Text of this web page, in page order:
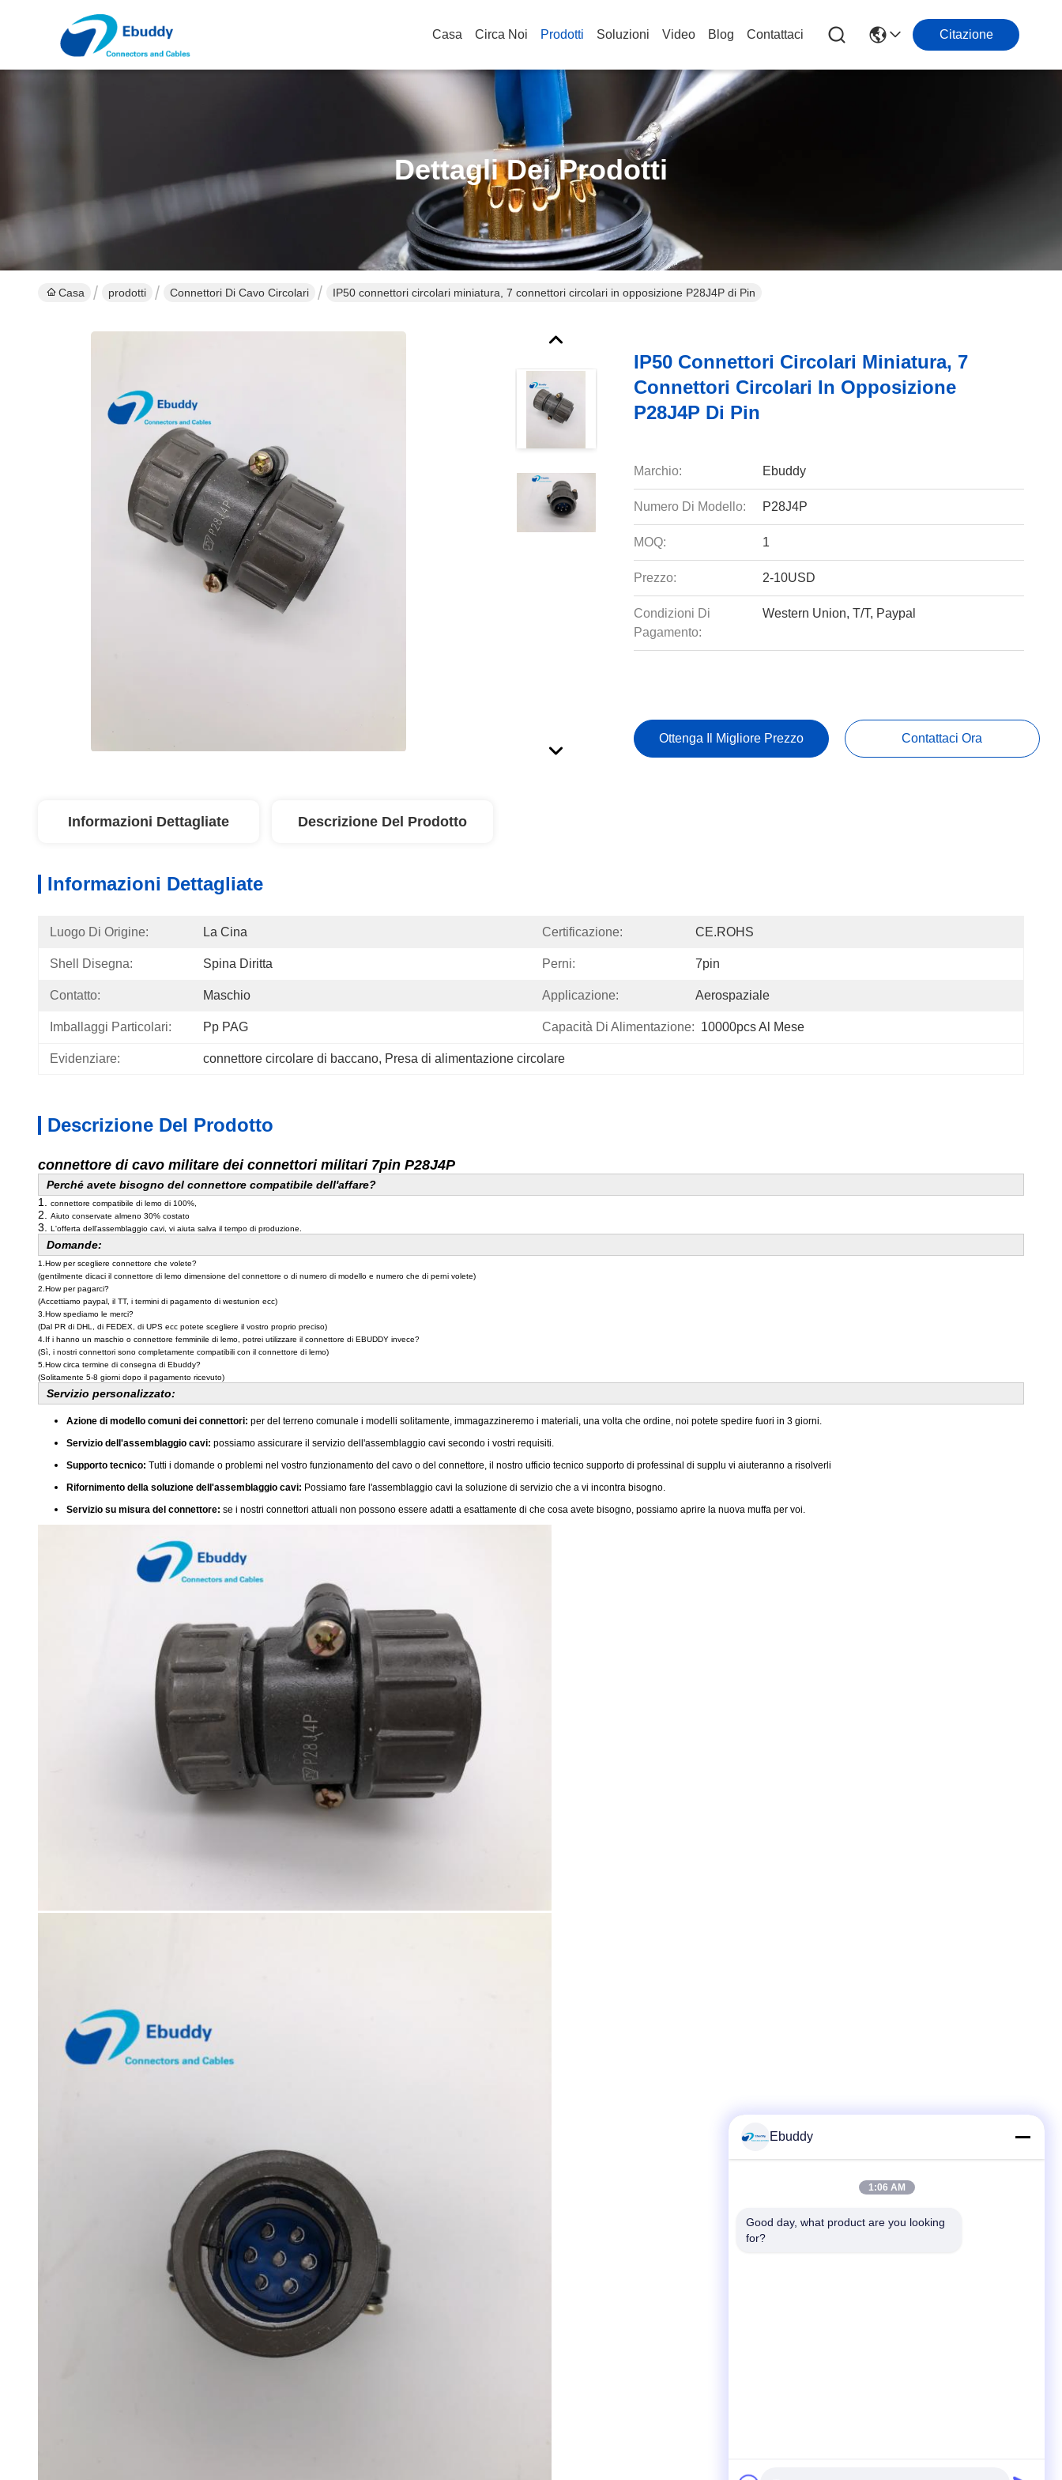
Casa Circa Noi Prodotti Soluzioni Video Blog Contattaci Citazione
Dettagli Dei Prodotti
Casa prodotti Connettori Di Cavo Circolari IP50 connettori circolari miniatura, 7 connettori circolari in opposizione P28J4P di Pin
IP50 Connettori Circolari Miniatura, 7
Connettori Circolari In Opposizione
P28J4P Di Pin
Marchio: Ebuddy
Numero Di Modello: P28J4P
MOQ: 1
Prezzo: 2-10USD
Condizioni Di
Pagamento:
Western Union, T/T, Paypal
Ottenga Il Migliore Prezzo Contattaci Ora
Informazioni Dettagliate Descrizione Del Prodotto
Informazioni Dettagliate
Luogo Di Origine: La Cina Certificazione: CE.ROHS
Shell Disegna: Spina Diritta Perni: 7pin
Contatto: Maschio Applicazione: Aerospaziale
Imballaggi Particolari: Pp PAG Capacità Di Alimentazione: 10000pcs Al Mese
Evidenziare: connettore circolare di baccano, Presa di alimentazione circolare
Descrizione Del Prodotto
connettore di cavo militare dei connettori militari 7pin P28J4P
Perché avete bisogno del connettore compatibile dell'affare?
1.
connettore compatibile di lemo di 100%,
2. Aiuto conservate almeno 30% costato
3. L'offerta dell'assemblaggio cavi, vi aiuta salva il tempo di produzione.
Domande:
1.How per scegliere connettore che volete?
(gentilmente dicaci il connettore di lemo dimensione del connettore o di numero di modello e numero che di perni volete)
2.How per pagarci?
(Accettiamo paypal, il TT, i termini di pagamento di westunion ecc)
3.How spediamo le merci?
(Dal PR di DHL, di FEDEX, di UPS ecc potete scegliere il vostro proprio preciso)
4.If i hanno un maschio o connettore femminile di lemo, potrei utilizzare il connettore di EBUDDY invece?
(Sì, i nostri connettori sono completamente compatibili con il connettore di lemo)
5.How circa termine di consegna di Ebuddy?
(Solitamente 5-8 giorni dopo il pagamento ricevuto)
Servizio personalizzato:
Azione di modello comuni dei connettori: per del terreno comunale i modelli solitamente, immagazzineremo i materiali, una volta che ordine, noi potete spedire fuori in 3 giorni.
Servizio dell'assemblaggio cavi: possiamo assicurare il servizio dell'assemblaggio cavi secondo i vostri requisiti.
Supporto tecnico: Tutti i domande o problemi nel vostro funzionamento del cavo o del connettore, il nostro ufficio tecnico supporto di professinal di supplu vi aiuteranno a risolverli
Rifornimento della soluzione dell'assemblaggio cavi: Possiamo fare l'assemblaggio cavi la soluzione di servizio che a vi incontra bisogno.
Servizio su misura del connettore: se i nostri connettori attuali non possono essere adatti a esattamente di che cosa avete bisogno, possiamo aprire la nuova muffa per voi.
Ebuddy
1:06 AM
Good day, what product are you looking
for?